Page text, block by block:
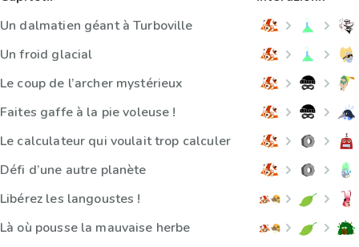
Un dalmatien géant à Turboville
Un froid glacial
Le coup de l’archer mystérieux
Faites gaffe à la pie voleuse !
Le calculateur qui voulait trop calculer
Défi d’une autre planète
Libérez les langoustes !
Là où pousse la mauvaise herbe